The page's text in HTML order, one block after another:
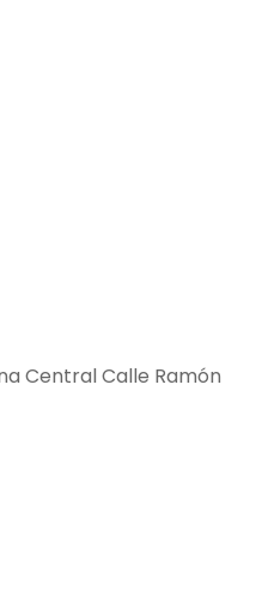
Central Calle Ramón